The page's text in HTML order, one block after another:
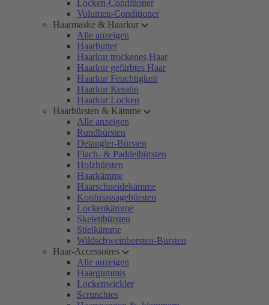
Locken-Conditioner
Volumen-Conditioner
Haarmaske & Haarkur
Alle anzeigen
Haarbutter
Haarkur trockenes Haar
Haarkur gefärbtes Haar
Haarkur Feuchtigkeit
Haarkur Keratin
Haarkur Locken
Haarbürsten & Kämme
Alle anzeigen
Rundbürsten
Detangler-Bürsten
Flach- & Paddelbürsten
Holzbürsten
Haarkämme
Haarschneidekämme
Kopfmassagebürsten
Lockenkämme
Skelettbürsten
Stielkämme
Wildschweinborsten-Bürsten
Haar-Accessoires
Alle anzeigen
Haargummis
Lockenwickler
Scrunchies